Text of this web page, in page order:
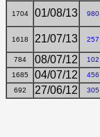
1704 01/08/13 980
1618 21/07/13 257
784 08/07/12 102
1685 04/07/12 456
692 27/06/12 305